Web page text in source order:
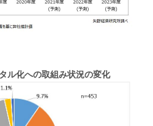
ル化への取組み状況の変化